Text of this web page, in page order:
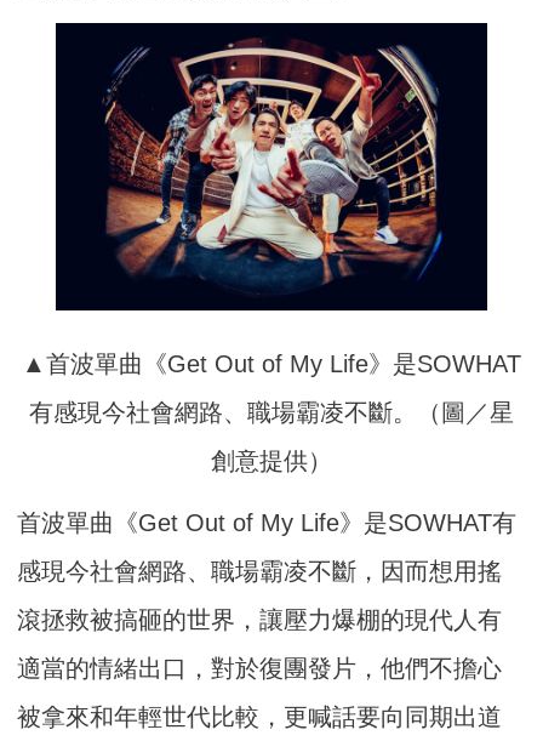
▲首波單曲《Get Out of My Life》是SOWHAT
有感現今社會網路、職場霸凌不斷。（圖／星
創意提供）
首波單曲《Get Out of My Life》是SOWHAT有
感現今社會網路、職場霸凌不斷，因而想用搖
滾拯救被搞砸的世界，讓壓力爆棚的現代人有
適當的情緒出口，對於復團發片，他們不擔心
被拿來和年輕世代比較，更喊話要向同期出道